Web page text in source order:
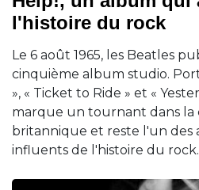
l'histoire du rock
Le 6 août 1965, les Beatles
cinquième album studio.
», « Ticket to Ride » et «
marque un tournant dans
britannique et reste l'un des
influents de l'histoire du rock.